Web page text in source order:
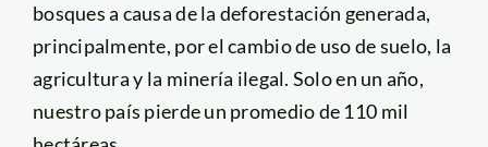
bosques a causa de la deforestación generada,
principalmente, por el cambio de uso de suelo, la
agricultura y la minería ilegal. Solo en un año,
nuestro país pierde un promedio de 110 mil